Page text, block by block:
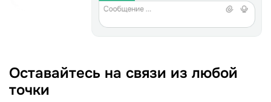
Оставайтесь на связи из любой
точки